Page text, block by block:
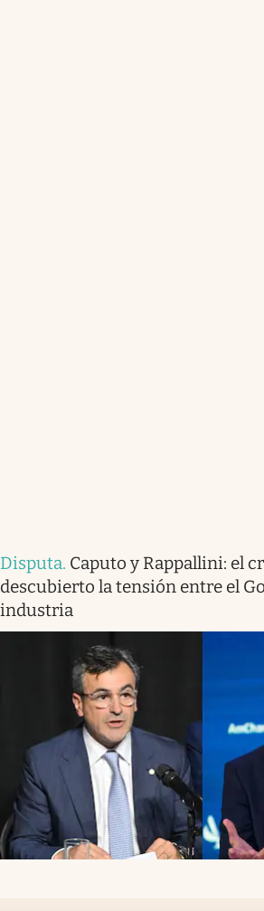
Disputa. Caputo y Rappallini: el
descubierto la tensión entre el
industria